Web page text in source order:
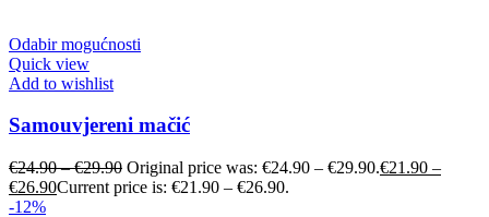
Odabir mogućnosti
Quick view
Add to wishlist
Samouvjereni mačić
€24.90–€29.90 Original price was: €24.90 – €29.90.€21.90 –
€26.90Current price is: €21.90 – €26.90.
-12%